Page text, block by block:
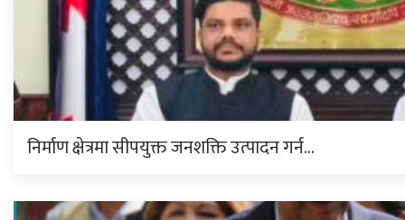
निर्माण क्षेत्रमा सीपयुक्त जनशक्ति उत्पादन गर्न…